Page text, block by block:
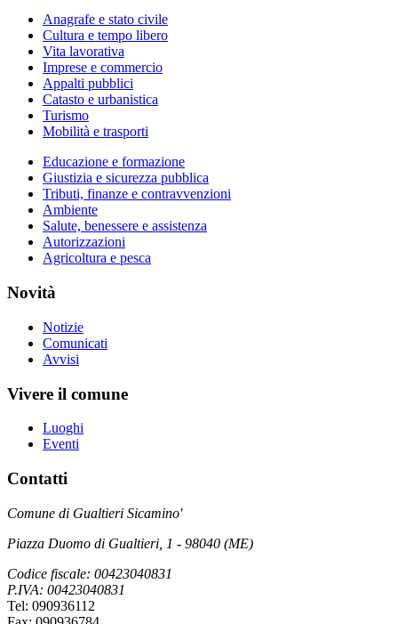
Anagrafe e stato civile
Cultura e tempo libero
Vita lavorativa
Imprese e commercio
Appalti pubblici
Catasto e urbanistica
Turismo
Mobilità e trasporti
Educazione e formazione
Giustizia e sicurezza pubblica
Tributi, finanze e contravvenzioni
Ambiente
Salute, benessere e assistenza
Autorizzazioni
Agricoltura e pesca
Novità
Notizie
Comunicati
Avvisi
Vivere il comune
Luoghi
Eventi
Contatti
Comune di Gualtieri Sicamino'
Piazza Duomo di Gualtieri, 1 - 98040 (ME)
Codice fiscale: 00423040831
P.IVA: 00423040831
Tel: 090936112